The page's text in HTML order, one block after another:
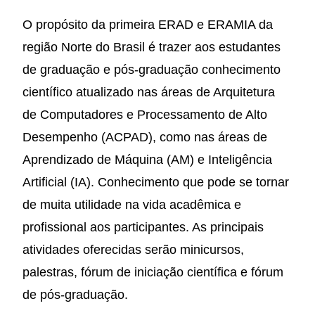
O propósito da primeira ERAD e ERAMIA da
região Norte do Brasil é trazer aos estudantes
de graduação e pós-graduação conhecimento
científico atualizado nas áreas de Arquitetura
de Computadores e Processamento de Alto
Desempenho (ACPAD), como nas áreas de
Aprendizado de Máquina (AM) e Inteligência
Artificial (IA). Conhecimento que pode se tornar
de muita utilidade na vida acadêmica e
profissional aos participantes. As principais
atividades oferecidas serão minicursos,
palestras, fórum de iniciação científica e fórum
de pós-graduação.